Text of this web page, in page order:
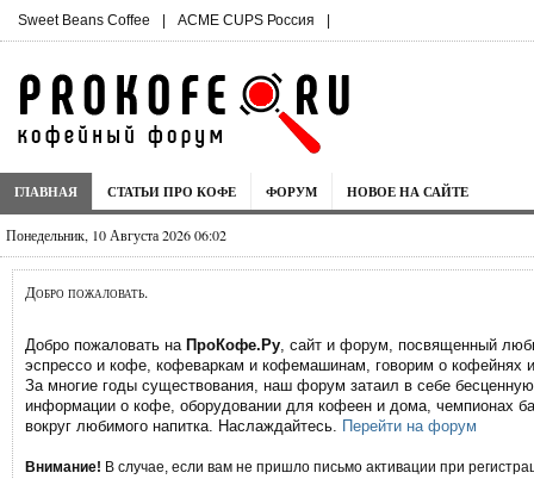
Sweet Beans Coffee | ACME CUPS Россия |
ГЛАВНАЯ СТАТЬИ ПРО КОФЕ ФОРУМ НОВОЕ НА САЙТЕ
Понедельник, 10 Августа 2026 06:03
Добро пожаловать.
Добро пожаловать на ПроКофе.Ру, сайт и форум, посвященный
эспрессо и кофе, кофеваркам и кофемашинам, говорим о кофейнях
За многие годы существования, наш форум затаил в себе
информации о кофе, оборудовании для кофеен и дома, чемпионах
вокруг любимого напитка. Наслаждайтесь. Перейти на форум
Внимание! В случае, если вам не пришло письмо активации при